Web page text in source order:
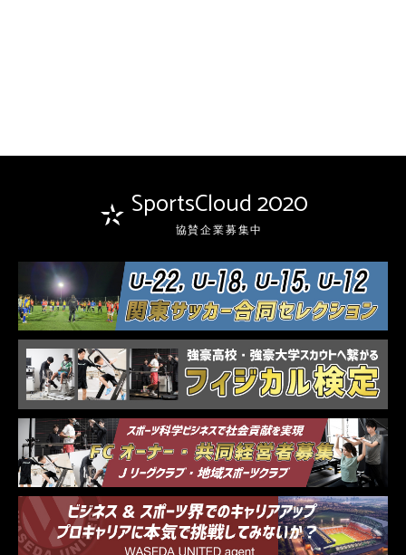
SportsCloud 2020
協賛企業募集中